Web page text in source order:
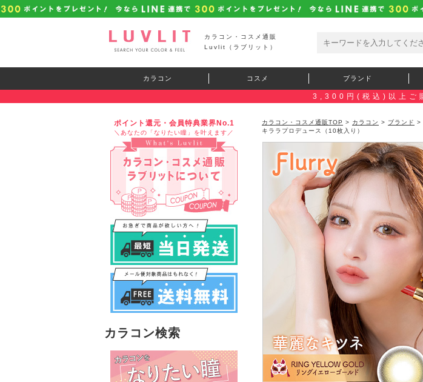
カラコン・コスメ通販
Luvlit（ラブリット）
カラコン コスメ ブランド
3,300円(税込)以上ご
ポイント還元・会員特典業界No.1
＼あなたの「なりたい瞳」を叶えます／
カラコン検索
カラコン・コスメ通販TOP > カラコン > ブランド >
キララプロデュース（10枚入り）